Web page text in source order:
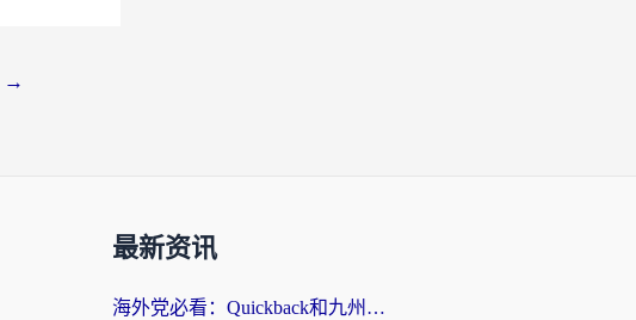
→
最新资讯
海外党必看：Quickback和九州连好用吗？3步选对回国加速器实现无缝刷国内资源